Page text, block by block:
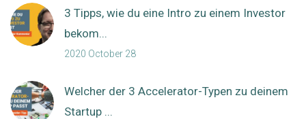
3 Tipps, wie du eine Intro zu einem Investor
bekom...
2020 October 28
Welcher der 3 Accelerator-Typen zu deinem
Startup ...